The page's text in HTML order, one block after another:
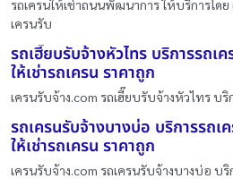
รถเครนให้เช่าถนนพัฒนาการ ให้บริการโดย
เครนรับ
รถเฮี๊ยบรับจ้างหัวไทร บริการรถเค
ให้เช่ารถเครน ราคาถูก
เครนรับจ้าง.com รถเฮี๊ยบรับจ้างหัวไทร บริ
รถเครนรับจ้างบางบ่อ บริการรถเ
ให้เช่ารถเครน ราคาถูก
เครนรับจ้าง.com รถเครนรับจ้างบางบ่อ บริ